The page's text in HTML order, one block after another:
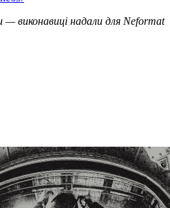
виконавиці надали для Neformat